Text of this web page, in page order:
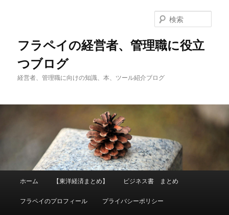
移
動
フラペイの経営者、管理職に役立
つブログ
経営者、管理職に向けの知識、本、ツール紹介ブログ
索
ホーム 【東洋経済まとめ】 ビジネス書 まとめ
フラペイのプロフィール プライバシーポリシー